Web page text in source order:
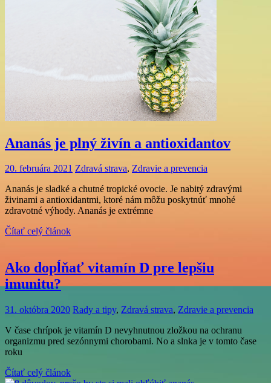
Ananás je plný živín a antioxidantov
20. februára 2021 Zdravá strava, Zdravie a prevencia
Ananás je sladké a chutné tropické ovocie. Je nabitý zdravými
živinami a antioxidantmi, ktoré nám môžu poskytnúť mnohé
zdravotné výhody. Ananás je extrémne
Čítať celý článok
Ako dopĺňať vitamín D pre lepšiu
imunitu?
31. októbra 2020 Rady a tipy, Zdravá strava, Zdravie a prevencia
V čase chrípok je vitamín D nevyhnutnou zložkou na ochranu
organizmu pred sezónnymi chorobami. No a slnka je v tomto čase
roku
Čítať celý článok